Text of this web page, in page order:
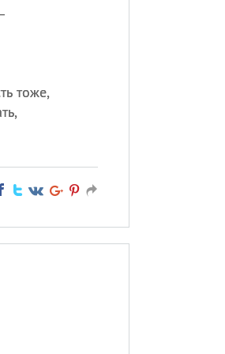
тоже,